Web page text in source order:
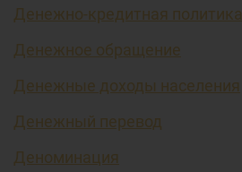
Денежно-кредитная политика
Денежное обращение
Денежные доходы населения
Денежный перевод
Деноминация